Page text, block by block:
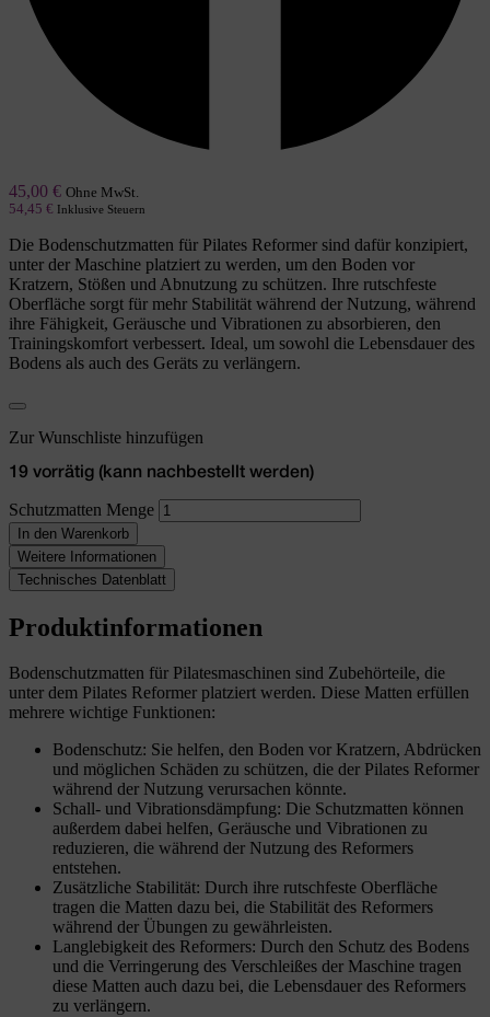
45,00 € Ohne MwSt.
54,45 € Inklusive Steuern
Die Bodenschutzmatten für Pilates Reformer sind dafür konzipiert,
unter der Maschine platziert zu werden, um den Boden vor
Kratzern, Stößen und Abnutzung zu schützen. Ihre rutschfeste
Oberfläche sorgt für mehr Stabilität während der Nutzung, während
ihre Fähigkeit, Geräusche und Vibrationen zu absorbieren, den
Trainingskomfort verbessert. Ideal, um sowohl die Lebensdauer des
Bodens als auch des Geräts zu verlängern.
Zur Wunschliste hinzufügen
19 vorrätig (kann nachbestellt werden)
Schutzmatten Menge
In den Warenkorb
Weitere Informationen
Technisches Datenblatt
Produktinformationen
Bodenschutzmatten für Pilatesmaschinen sind Zubehörteile, die
unter dem Pilates Reformer platziert werden. Diese Matten erfüllen
mehrere wichtige Funktionen:
Bodenschutz: Sie helfen, den Boden vor Kratzern, Abdrücken
und möglichen Schäden zu schützen, die der Pilates Reformer
während der Nutzung verursachen könnte.
Schall- und Vibrationsdämpfung: Die Schutzmatten können
außerdem dabei helfen, Geräusche und Vibrationen zu
reduzieren, die während der Nutzung des Reformers
entstehen.
Zusätzliche Stabilität: Durch ihre rutschfeste Oberfläche
tragen die Matten dazu bei, die Stabilität des Reformers
während der Übungen zu gewährleisten.
Langlebigkeit des Reformers: Durch den Schutz des Bodens
und die Verringerung des Verschleißes der Maschine tragen
diese Matten auch dazu bei, die Lebensdauer des Reformers
zu verlängern.